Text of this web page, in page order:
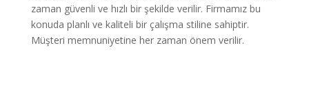
zaman güvenli ve hızlı bir şekilde verilir. Firmamız bu
konuda planlı ve kaliteli bir çalışma stiline sahiptir.
Müşteri memnuniyetine her zaman önem verilir.